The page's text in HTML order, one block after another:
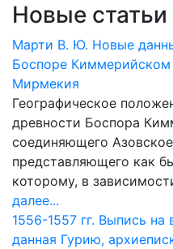
Новые статьи
Марти В. Ю. Новые
Боспоре Киммерийском
Мирмекия
Географическое
древности Боспора
соединяющего
представляющего как
которому, в
далее...
1556-1557 гг. Выпись
данная Гурию,